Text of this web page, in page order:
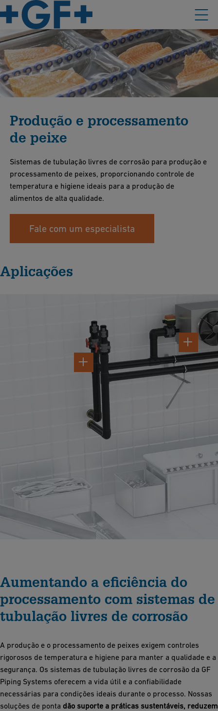
Produção e processamento
de peixe
Sistemas de tubulação livres de corrosão para produção e
processamento de peixes, proporcionando controle de
temperatura e higiene ideais para a produção de
alimentos de alta qualidade.
Fale com um especialista
Aplicações
Aumentando a eficiência do
processamento com sistemas de
tubulação livres de corrosão
A produção e o processamento de peixes exigem controles
rigorosos de temperatura e higiene para manter a qualidade e a
segurança. Os sistemas de tubulação livres de corrosão da GF
Piping Systems oferecem a vida útil e a confiabilidade
necessárias para condições ideais durante o processo. Nossas
soluções de ponta dão suporte a práticas sustentáveis, reduzem